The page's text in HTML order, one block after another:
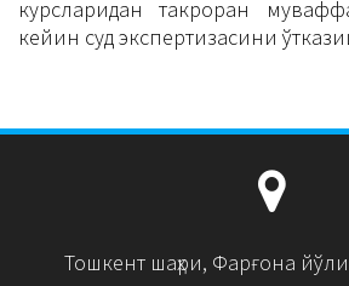
курсларидан такроран
кейин суд экспертизасини
Тошкент шаҳри, Фарғона